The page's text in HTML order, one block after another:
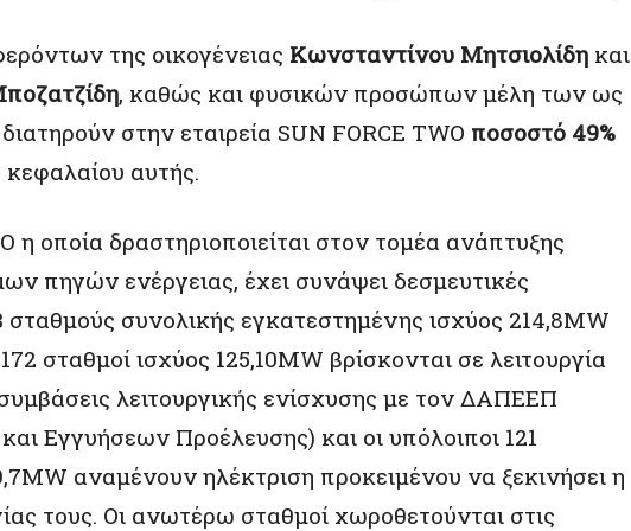
της οικογένειας Κωνσταντίνου Μητσιολίδη και
, καθώς και φυσικών προσώπων μέλη των ως
στην εταιρεία SUN FORCE TWO ποσοστό 49%
κεφαλαίου αυτής.
η οποία δραστηριοποιείται στον τομέα ανάπτυξης
πηγών ενέργειας, έχει συνάψει δεσμευτικές
συνολικής εγκατεστημένης ισχύος 214,8MW
σταθμοί ισχύος 125,10ΜW βρίσκονται σε λειτουργία
λειτουργικής ενίσχυσης με τον ΔΑΠΕΕΠ
Εγγυήσεων Προέλευσης) και οι υπόλοιποι 121
αναμένουν ηλέκτριση προκειμένου να ξεκινήσει η
τους. Οι ανωτέρω σταθμοί χωροθετούνται στις